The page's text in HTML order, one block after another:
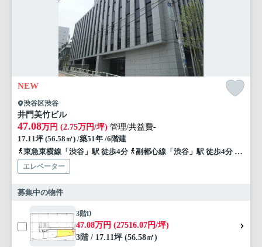
NEW
渋谷区渋谷
井門美竹ビル
47.08万円 (2.75万円/坪) 管理/共益費-
17.11坪 (56.58㎡) /築51年 /6階建
東急東横線「渋谷」駅 徒歩4分
副都心線「渋谷」駅 徒歩4分 山手
エレベーター
募集中の物件
3階D
47.08万円 (27516.07円/坪)
3階 / 17.11坪 (56.58㎡)